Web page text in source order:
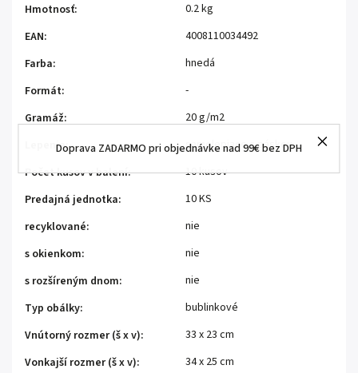
Doprava ZADARMO pri objednávke nad 99€ bez DPH
Hmotnosť:
0.2 kg
EAN:
4008110034492
Farba:
hnedá
Formát:
-
Gramáž:
20 g/m2
Lepenie:
samolepiace s páskou
Počet kusov v balení:
10 kusov
Predajná jednotka:
10 KS
recyklované:
nie
s okienkom:
nie
s rozšíreným dnom:
nie
Typ obálky:
bublinkové
Vnútorný rozmer (š x v):
33 x 23 cm
Vonkajší rozmer (š x v):
34 x 25 cm